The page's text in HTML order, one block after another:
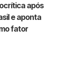
após
e aponta
fator